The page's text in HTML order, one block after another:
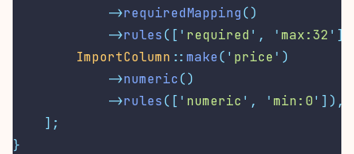
->requiredMapping()
->rules([ ' required ' , 'max:32 '
ImportColumn :: make( ' price ' )
->numeric()
->rules([ ' numeric ' , 'min:0' ]),
];
}